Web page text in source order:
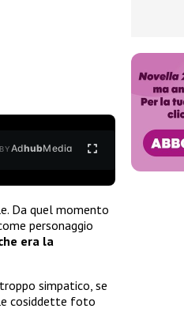
AdhubMedia
Da quel momento
personaggio
era la
simpatico, se
le cosiddette foto